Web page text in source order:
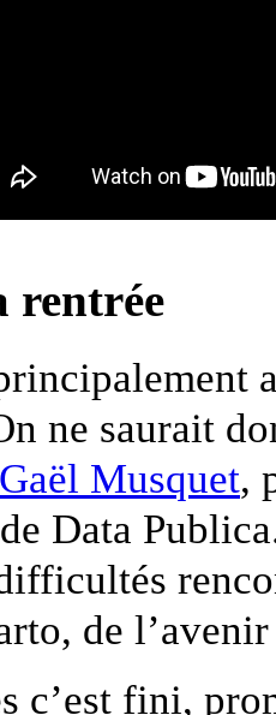
rentrée
ne saurait
Musquet,
Data
de
c’est fini,